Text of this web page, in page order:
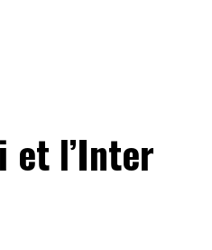
et l’Inter